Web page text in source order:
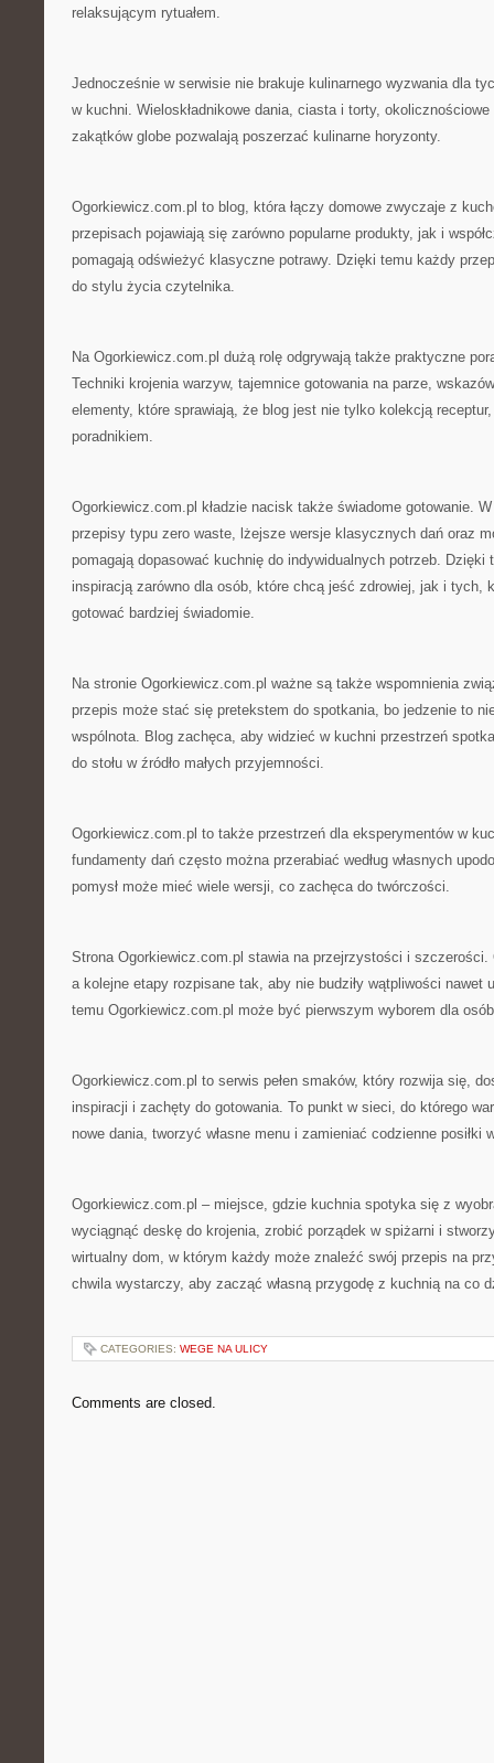
relaksującym rytuałem.
Jednocześnie w serwisie nie brakuje kulinarnego wyzwania dla
w kuchni. Wieloskładnikowe dania, ciasta i torty,
zakątków globe pozwalają poszerzać kulinarne horyzonty.
Ogorkiewicz.com.pl to blog, która łączy domowe zwyczaje z
przepisach pojawiają się zarówno popularne produkty, jak i
pomagają odświeżyć klasyczne potrawy. Dzięki temu każdy
do stylu życia czytelnika.
Na Ogorkiewicz.com.pl dużą rolę odgrywają także praktyczne
Techniki krojenia warzyw, tajemnice gotowania na parze,
elementy, które sprawiają, że blog jest nie tylko kolekcją
poradnikiem.
Ogorkiewicz.com.pl kładzie nacisk także świadome gotowanie.
przepisy typu zero waste, lżejsze wersje klasycznych dań oraz
pomagają dopasować kuchnię do indywidualnych potrzeb. Dzięki
inspiracją zarówno dla osób, które chcą jeść zdrowiej, jak i tych,
gotować bardziej świadomie.
Na stronie Ogorkiewicz.com.pl ważne są także wspomnienia
przepis może stać się pretekstem do spotkania, bo jedzenie to
wspólnota. Blog zachęca, aby widzieć w kuchni przestrzeń
do stołu w źródło małych przyjemności.
Ogorkiewicz.com.pl to także przestrzeń dla eksperymentów w
fundamenty dań często można przerabiać według własnych
pomysł może mieć wiele wersji, co zachęca do twórczości.
Strona Ogorkiewicz.com.pl stawia na przejrzystości i szczerości.
a kolejne etapy rozpisane tak, aby nie budziły wątpliwości nawet
temu Ogorkiewicz.com.pl może być pierwszym wyborem dla
Ogorkiewicz.com.pl to serwis pełen smaków, który rozwija się,
inspiracji i zachęty do gotowania. To punkt w sieci, do którego
nowe dania, tworzyć własne menu i zamieniać codzienne posiłki
Ogorkiewicz.com.pl – miejsce, gdzie kuchnia spotyka się z
wyciągnąć deskę do krojenia, zrobić porządek w spiżarni i
wirtualny dom, w którym każdy może znaleźć swój przepis na
chwila wystarczy, aby zacząć własną przygodę z kuchnią na co
CATEGORIES: WEGE NA ULICY
Comments are closed.